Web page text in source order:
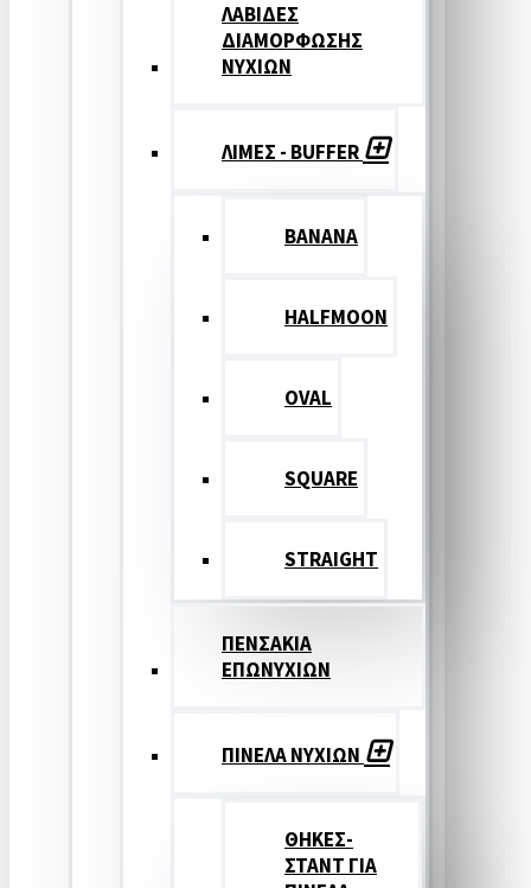
ΛΑΒΙΔΕΣ
ΔΙΑΜΟΡΦΩΣΗΣ
ΝΥΧΙΩΝ
ΛΙΜΕΣ - BUFFER
BANANA
HALFMOON
OVAL
SQUARE
STRAIGHT
ΠΕΝΣΑΚΙΑ
ΕΠΩΝΥΧΙΩΝ
ΠΙΝΕΛΑ ΝΥΧΙΩΝ
ΘΗΚΕΣ-
ΣΤΑΝΤ ΓΙΑ